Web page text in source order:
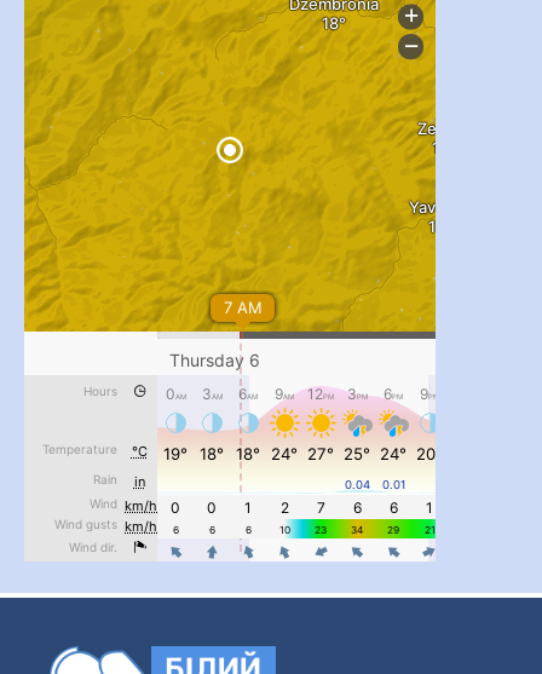
#PipIvanToday
#PipIvanWeather
 ...
pimrec_project